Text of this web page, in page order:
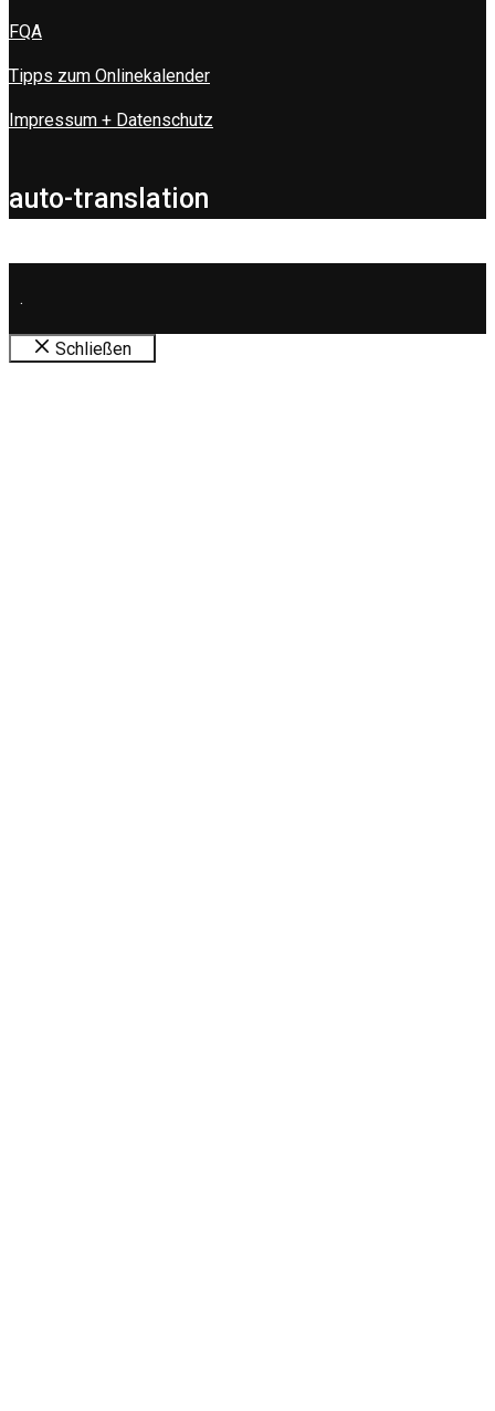
FQA
Tipps zum Onlinekalender
Impressum + Datenschutz
auto-translation
.
Schließen